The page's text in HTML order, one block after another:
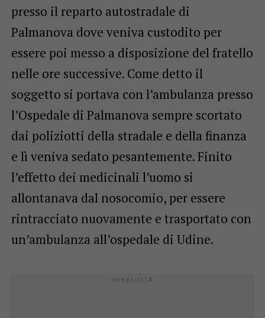
presso il reparto autostradale di
Palmanova dove veniva custodito per
essere poi messo a disposizione del fratello
nelle ore successive. Come detto il
soggetto si portava con l’ambulanza presso
l’Ospedale di Palmanova sempre scortato
dai poliziotti della stradale e della finanza
e lì veniva sedato pesantemente. Finito
l’effetto dei medicinali l’uomo si
allontanava dal nosocomio, per essere
rintracciato nuovamente e trasportato con
un’ambulanza all’ospedale di Udine.